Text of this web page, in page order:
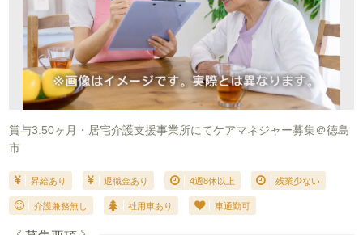
賞与3.50ヶ月・居宅介護支援事業所にてケアマネジャー募集＠徳島
市
昇給あり 退職金あり 4週8休以上 残業少ない
介護兼務無し 社用車あり 車通勤可